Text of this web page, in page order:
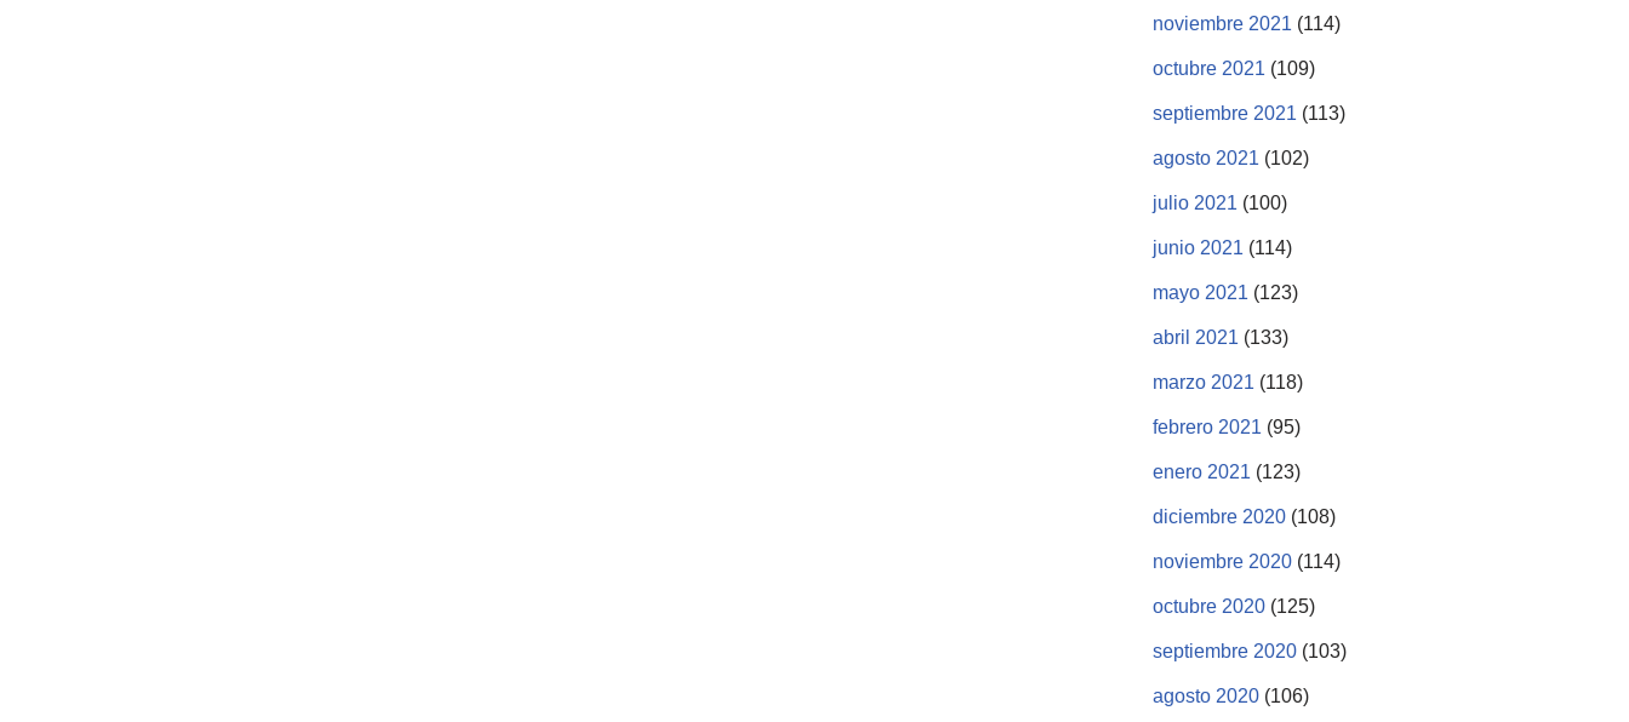
noviembre 2021 (114)
octubre 2021 (109)
septiembre 2021 (113)
agosto 2021 (102)
julio 2021 (100)
junio 2021 (114)
mayo 2021 (123)
abril 2021 (133)
marzo 2021 (118)
febrero 2021 (95)
enero 2021 (123)
diciembre 2020 (108)
noviembre 2020 (114)
octubre 2020 (125)
septiembre 2020 (103)
agosto 2020 (106)